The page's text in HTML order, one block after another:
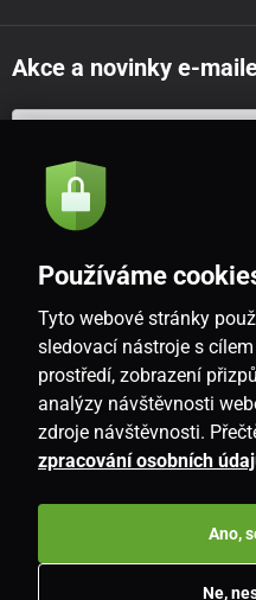
Akce a novinky e-
Souhlasím se
CZ
www.i-
Používáme
Tyto webové stránky
sledovací nástroje s
prostředí, zobrazení
analýzy návštěvnosti
zdroje návštěvnosti.
zpracování osobních
Ne,
Ano,